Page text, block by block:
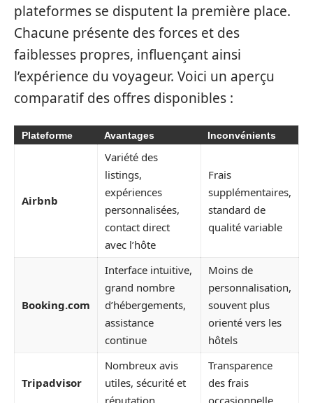
plateformes se disputent la première place.
Chacune présente des forces et des
faiblesses propres, influençant ainsi
l’expérience du voyageur. Voici un aperçu
comparatif des offres disponibles :
Plateforme Avantages Inconvénients
Airbnb
Variété des
listings,
expériences
personnalisées,
contact direct
avec l’hôte
Frais
supplémentaires,
standard de
qualité variable
Booking.com
Interface intuitive,
grand nombre
d’hébergements,
assistance
continue
Moins de
personnalisation,
souvent plus
orienté vers les
hôtels
Tripadvisor
Nombreux avis
utiles, sécurité et
réputation
Transparence
des frais
occasionnelle